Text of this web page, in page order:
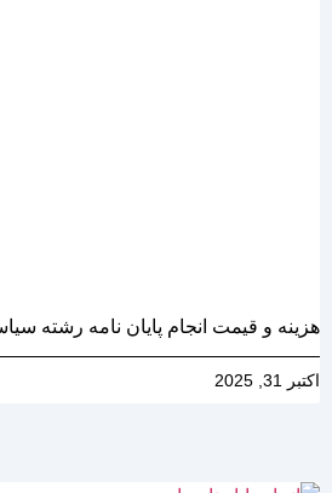
هزینه و قیمت انجام پایان نامه رشته
اکتبر 31, 2025